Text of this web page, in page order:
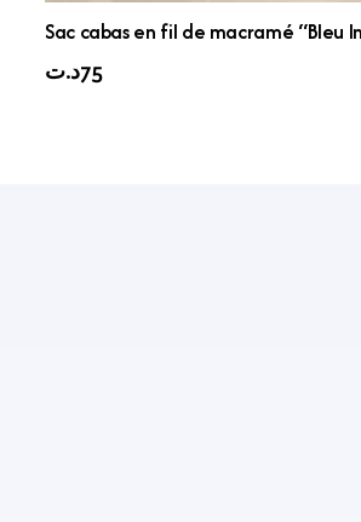
Sac cabas en fil de macramé “Bleu
75د.ت